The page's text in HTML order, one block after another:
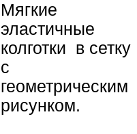
Мягкие
эластичные
колготки в сетку
с
геометрическим
рисунком.